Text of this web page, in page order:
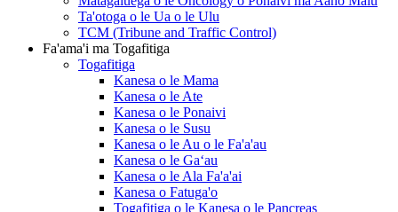
Ta'otoga o le Ua o le Ulu
TCM (Tribune and Traffic Control)
Fa'ama'i ma Togafitiga
Togafitiga
Kanesa o le Mama
Kanesa o le Ate
Kanesa o le Ponaivi
Kanesa o le Susu
Kanesa o le Au o le Fa'a'au
Kanesa o le Gaʻau
Kanesa o le Ala Fa'a'ai
Kanesa o Fatuga'o
Togafitiga o le Kanesa o le Pancreas